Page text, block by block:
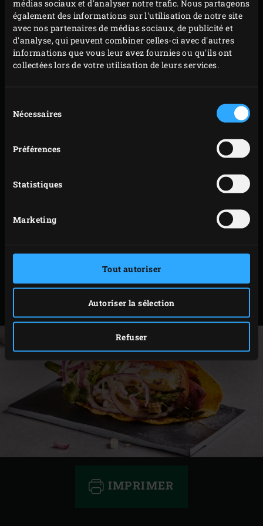
médias sociaux et d'analyser notre trafic. Nous partageons
également des informations sur l'utilisation de notre site
avec nos partenaires de médias sociaux, de publicité et
d'analyse, qui peuvent combiner celles-ci avec d'autres
informations que vous leur avez fournies ou qu'ils ont
collectées lors de votre utilisation de leurs services.
duNécessaires
Préférences
Statistiques
Marketing
Tout autoriser
Autoriser la sélection
Refuser
de l’EGG et faites griller le maïs et les pointes
d’asperges pendant environ 4 minutes et les
saucisses pendant environ 6 minutes. Retournez-les
à mi-cuisson.
support à tacos en inox. Sortez les saucisses, le
Répartissez successivement les haricots rouges, les
saucisses, les tranches de tomates, le maïs, les
pointes d’asperges et l’oignon dans les coquilles à
tacos et saupoudrez de manchego râpé. Placez les
tacos farcis dans le support pour tacos et posez-le
sur la grille. Fermez le couvercle de l’EGG et faites
Retirez avec précaution le support pour tacos
(brûlant !) de l’EGG et garnissez les tacos de roquette
et de coriandre.
IMPRIMER